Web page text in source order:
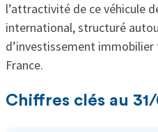
l’attractivité de ce véhicule
international, structuré
d’investissement
France.
Chiffres clés au